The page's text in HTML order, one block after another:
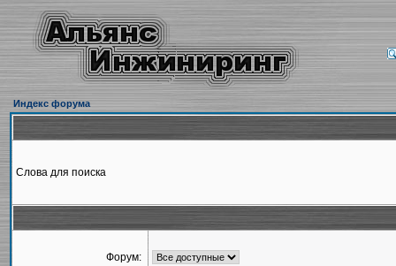
Индекс форума
Слова для поиска
Форум: